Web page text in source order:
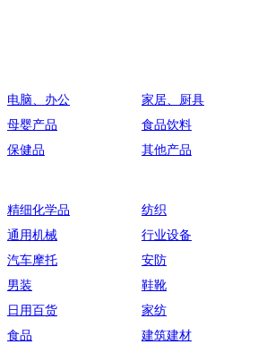
电脑、办公 家居、厨具
母婴产品 食品饮料
保健品 其他产品
精细化学品 纺织
通用机械 行业设备
汽车摩托 安防
男装 鞋靴
日用百货 家纺
食品 建筑建材